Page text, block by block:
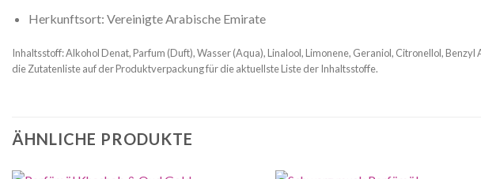
Herkunftsort: Vereinigte Arabische Emirate
Inhaltsstoff: Alkohol Denat, Parfum (Duft), Wasser (Aqua), Linalool, Limonene, Geraniol, Citronellol,
die Zutatenliste auf der Produktverpackung für die aktuellste Liste der Inhaltsstoffe.
ÄHNLICHE PRODUKTE